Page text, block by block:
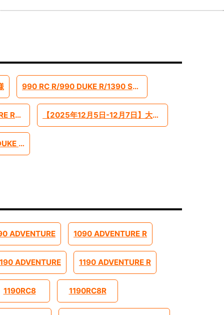
990 RC R/990 DUKE R/1390 SUPERADVENTURE S EVO 2026モデル予約受付中です
【2025年】390ADVENTURE R ローシャーシモデル【-45mm】 【2025年12月5日-12月7日】大阪モーターショー インポートブランドとして出展します
【2023年-】1290SUPER DUKE R EVO ローシャーシモデル【-45mm】
ADVENTURE 1090 ADVENTURE R
ADVENTURE 1190 ADVENTURE R
1190RC8 1190RC8R